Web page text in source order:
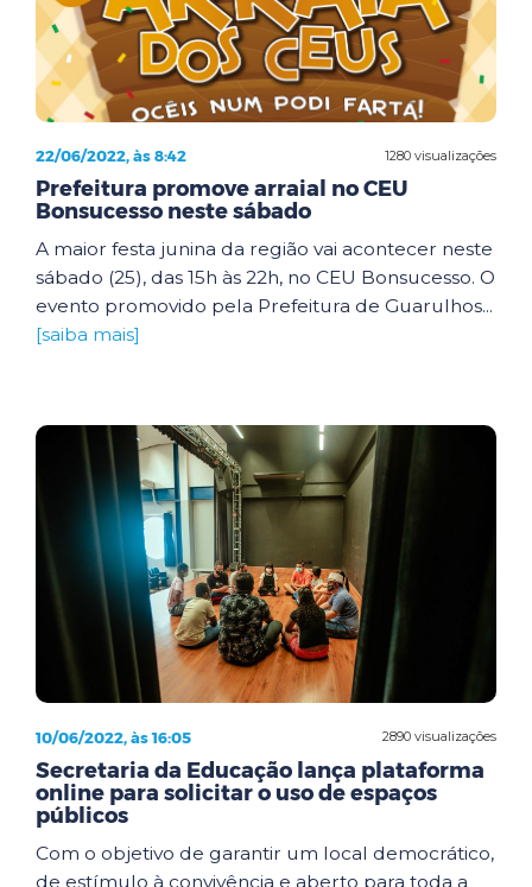
1280 visualizações
22/06/2022, às 8:42
Prefeitura promove arraial no CEU
Bonsucesso neste sábado
A maior festa junina da região vai acontecer neste
sábado (25), das 15h às 22h, no CEU Bonsucesso. O
evento promovido pela Prefeitura de Guarulhos...
[saiba mais]
2890 visualizações
10/06/2022, às 16:05
Secretaria da Educação lança plataforma
online para solicitar o uso de espaços
públicos
Com o objetivo de garantir um local democrático,
de estímulo à convivência e aberto para toda a